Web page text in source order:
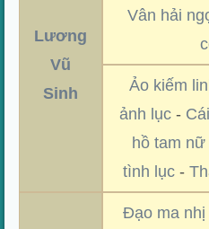
Lương
Vũ
Sinh
Vân hải
Ảo kiếm
ảnh lục -
hồ tam nữ
tình lục-
Đạo ma nhị